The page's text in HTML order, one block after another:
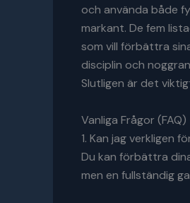
och använda både
markant. De fem
som vill förbättra
disciplin och
Slutligen är det
Vanliga Frågor (FAQ)
1. Kan jag verkligen
Du kan förbättra
men en fullständig